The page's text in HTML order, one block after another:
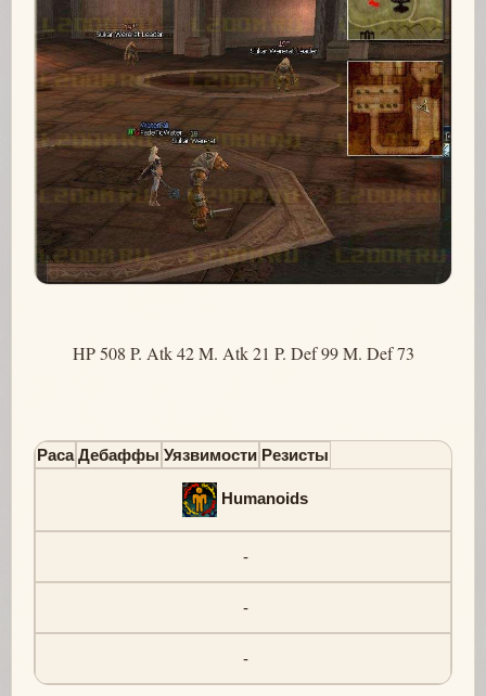
HP 508 P. Atk 42 M. Atk 21 P. Def 99 M. Def 73
Раса Дебаффы Уязвимости Резисты
Humanoids
-
-
-